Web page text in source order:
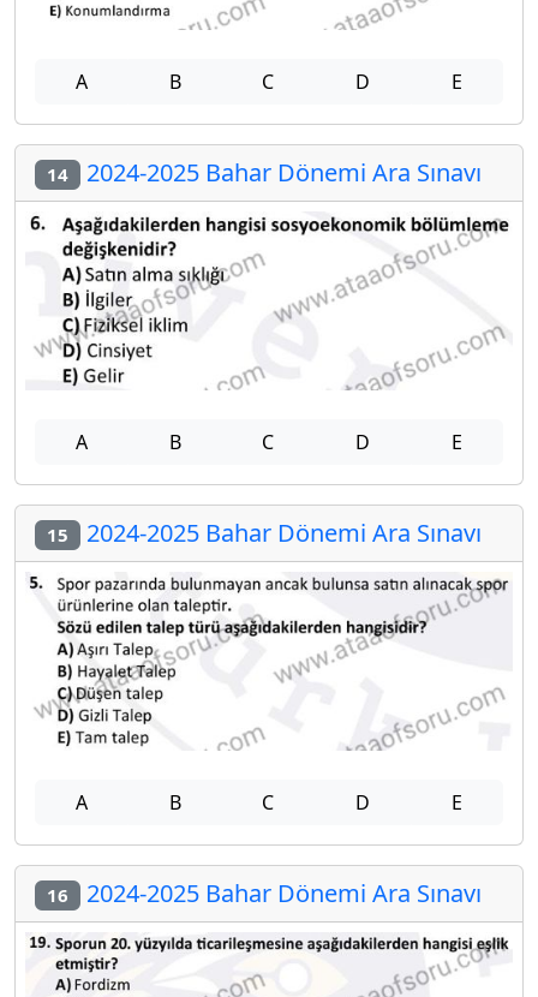
A B C D E
14 2024-2025 Bahar Dönemi Ara Sınavı
A B C D E
15 2024-2025 Bahar Dönemi Ara Sınavı
A B C D E
16 2024-2025 Bahar Dönemi Ara Sınavı